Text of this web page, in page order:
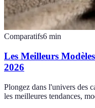
Comparatifs6 min
Les Meilleurs
2026
Plongez dans l'univers des
les meilleures tendances,